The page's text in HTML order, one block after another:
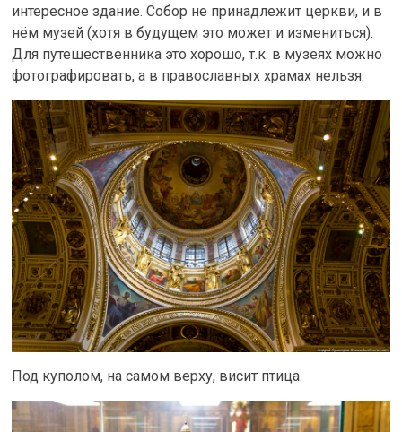
интересное здание. Собор не принадлежит церкви, и в
нём музей (хотя в будущем это может и измениться).
Для путешественника это хорошо, т.к. в музеях можно
фотографировать, а в православных храмах нельзя.
Под куполом, на самом верху, висит птица.